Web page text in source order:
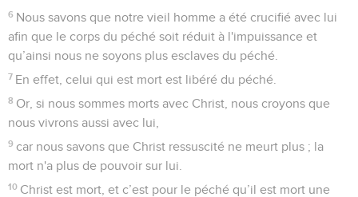
6 Nous savons que notre vieil homme a été crucifié avec lui
afin que le corps du péché soit réduit à l'impuissance et
qu’ainsi nous ne soyons plus esclaves du péché.
7 En effet, celui qui est mort est libéré du péché.
8 Or, si nous sommes morts avec Christ, nous croyons que
nous vivrons aussi avec lui,
9 car nous savons que Christ ressuscité ne meurt plus ; la
mort n'a plus de pouvoir sur lui.
10 Christ est mort, et c’est pour le péché qu’il est mort une